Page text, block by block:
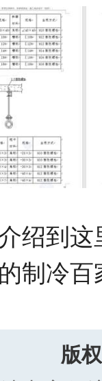
绍到
制冷
版